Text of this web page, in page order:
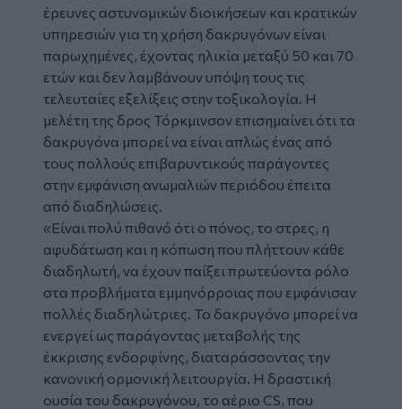
έρευνες αστυνομικών διοικήσεων και κρατικών
υπηρεσιών για τη χρήση δακρυγόνων είναι
παρωχημένες, έχοντας ηλικία μεταξύ 50 και 70
ετών και δεν λαμβάνουν υπόψη τους τις
τελευταίες εξελίξεις στην τοξικολογία. Η
μελέτη της δρος Τόρκμινσον επισημαίνει ότι τα
δακρυγόνα μπορεί να είναι απλώς ένας από
τους πολλούς επιβαρυντικούς παράγοντες
στην εμφάνιση ανωμαλιών περιόδου έπειτα
από διαδηλώσεις.
«Είναι πολύ πιθανό ότι ο πόνος, το στρες, η
αφυδάτωση και η κόπωση που πλήττουν κάθε
διαδηλωτή, να έχουν παίξει πρωτεύοντα ρόλο
στα προβλήματα εμμηνόρροιας που εμφάνισαν
πολλές διαδηλώτριες. Το δακρυγόνο μπορεί να
ενεργεί ως παράγοντας μεταβολής της
έκκρισης ενδορφίνης, διαταράσσοντας την
κανονική ορμονική λειτουργία. Η δραστική
ουσία του δακρυγόνου, το αέριο CS, που